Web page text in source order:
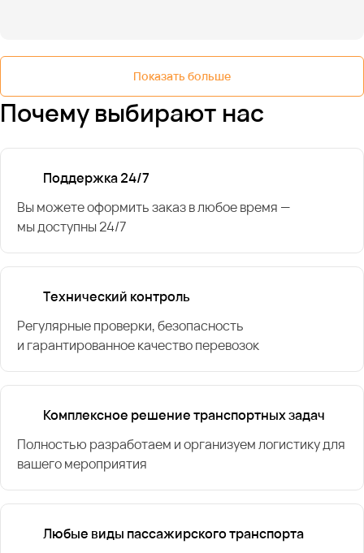
Показать больше
Почему выбирают нас
Поддержка 24/7
Вы можете оформить заказ в любое время —
мы доступны 24/7
Технический контроль
Регулярные проверки, безопасность
и гарантированное качество перевозок
Комплексное решение транспортных задач
Полностью разработаем и организуем логистику для
вашего мероприятия
Любые виды пассажирского транспорта